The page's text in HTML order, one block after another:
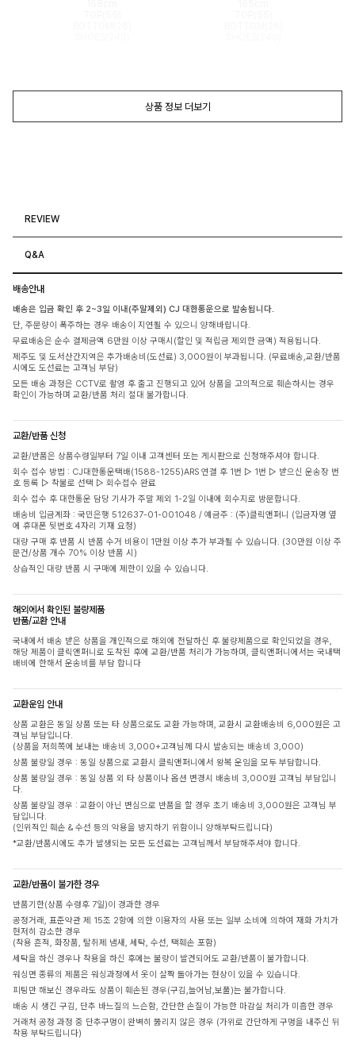
상품 정보 더보기
REVIEW
Q&A
배송안내
배송은 입금 확인 후 2~3일 이내(주말제외) CJ 대한통운으로 발송됩니다.
단, 주문량이 폭주하는 경우 배송이 지연될 수 있으니 양해바랍니다.
무료배송은 순수 결제금액 6만원 이상 구매시(할인 및 적립금 제외한 금액) 적용됩니다.
제주도 및 도서산간지역은 추가배송비(도선료) 3,000원이 부과됩니다. (무료배송,교환/반품
시에도 도선료는 고객님 부담)
모든 배송 과정은 CCTV로 촬영 후 출고 진행되고 있어 상품을 고의적으로 훼손하시는 경우
확인이 가능하며 교환/반품 처리 절대 불가합니다.
교환/반품 신청
교환/반품은 상품수령일부터 7일 이내 고객센터 또는 게시판으로 신청해주셔야 합니다.
회수 접수 방법 : CJ대한통운택배(1588-1255)ARS 연결 후 1번 ▷ 1번 ▷ 받으신 운송장 번
호 등록 ▷ 착불로 선택 ▷ 회수접수 완료
회수 접수 후 대한통운 담당 기사가 주말 제외 1-2일 이내에 회수지로 방문합니다.
배송비 입금계좌 : 국민은행 512637-01-001048 / 예금주 : (주)클릭앤퍼니 (입금자명 옆
에 휴대폰 뒷번호 4자리 기재 요청)
대량 구매 후 반품 시 반품 수거 비용이 1만원 이상 추가 부과될 수 있습니다. (30만원 이상 주
문건/상품 개수 70% 이상 반품 시)
상습적인 대량 반품 시 구매에 제한이 있을 수 있습니다.
해외에서 확인된 불량제품
반품/교환 안내
국내에서 배송 받은 상품을 개인적으로 해외에 전달하신 후 불량제품으로 확인되었을 경우,
해당 제품이 클릭앤퍼니로 도착된 후에 교환/반품 처리가 가능하며, 클릭앤퍼니에서는 국내택
배비에 한해서 운송비를 부담 합니다
교환운임 안내
상품 교환은 동일 상품 또는 타 상품으로도 교환 가능하며, 교환시 교환배송비 6,000원은 고
객님 부담입니다.
(상품을 저희쪽에 보내는 배송비 3,000+고객님께 다시 발송되는 배송비 3,000)
상품 불량일 경우 : 동일 상품으로 교환시 클릭앤퍼니에서 왕복 운임을 모두 부담합니다.
상품 불량일 경우 : 동일 상품 외 타 상품이나 옵션 변경시 배송비 3,000원 고객님 부담입니
다.
상품 불량일 경우 : 교환이 아닌 변심으로 반품을 할 경우 초기 배송비 3,000원은 고객님 부
담입니다.
(인위적인 훼손 & 수선 등의 악용을 방지하기 위함이니 양해부탁드립니다)
*교환/반품시에도 추가 발생되는 모든 도선료는 고객님께서 부담해주셔야 합니다.
교환/반품이 불가한 경우
반품기한(상품 수령후 7일)이 경과한 경우
공정거래, 표준약관 제 15조 2항에 의한 이용자의 사용 또는 일부 소비에 의하여 재화 가치가
현저히 감소한 경우
(착용 흔적, 화장품, 탈취제 냄새, 세탁, 수선, 택훼손 포함)
세탁을 하신 경우나 착용을 하신 후에는 불량이 발견되어도 교환/반품이 불가합니다.
워싱면 종류의 제품은 워싱과정에서 옷이 살짝 돌아가는 현상이 있을 수 있습니다.
피팅만 해보신 경우라도 상품이 훼손된 경우(구김,늘어남,보풀)는 불가합니다.
배송 시 생긴 구김, 단추 바느질의 느슨함, 간단한 손질이 가능한 마감실 처리가 미흡한 경우
거래처 공정 과정 중 단추구멍이 완벽히 뚫리지 않은 경우 (가위로 간단하게 구멍을 내주신 뒤
착용 부탁드립니다)